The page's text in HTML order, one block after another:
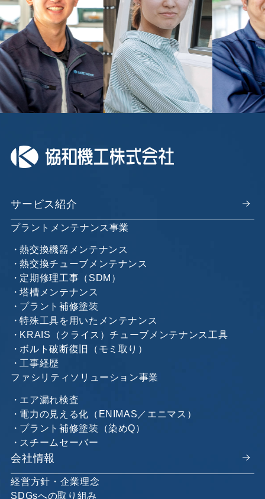
サービス紹介
プラントメンテナンス事業
熱交換機器メンテナンス
熱交換チューブメンテナンス
定期修理工事（SDM）
塔槽メンテナンス
プラント補修塗装
特殊工具を用いたメンテナンス
KRAIS（クライス）チューブメンテナンス工具
ボルト破断復旧（モミ取り）
工事経歴
ファシリティソリューション事業
エア漏れ検査
電力の見える化（ENIMAS／エニマス）
プラント補修塗装（染めQ）
スチームセーバー
会社情報
経営方針・企業理念
SDGsへの取り組み